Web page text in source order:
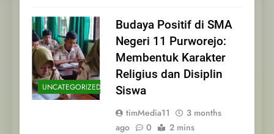
UNCATEGORIZED
Budaya Positif di SMA
Negeri 11 Purworejo:
Membentuk Karakter
Religius dan Disiplin
Siswa
timMedia11
3 months
ago
0 2 mins